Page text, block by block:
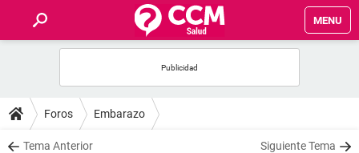
MENU
FOROS
SALUD
Foros Embarazo
Tema Anterior Siguiente Tema